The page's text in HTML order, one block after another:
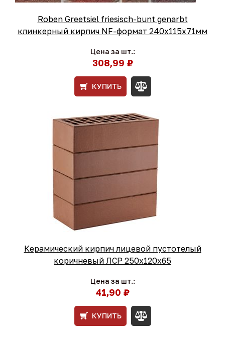
Roben Greetsiel friesisch-bunt genarbt
клинкерный кирпич NF-формат 240x115x71мм
Цена за шт.:
308,99 ₽
КУПИТЬ
Керамический кирпич лицевой пустотелый
коричневый ЛСР 250х120х65
Цена за шт.:
41,90 ₽
КУПИТЬ